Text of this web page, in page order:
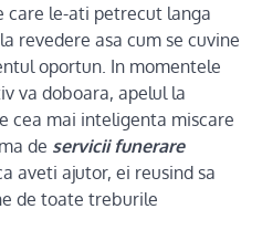
care le-ati petrecut langa
revedere asa cum se cuvine
oportun. In momentele
va doboara, apelul la
cea mai inteligenta miscare
de servicii funerare
aveti ajutor, ei reusind sa
de toate treburile